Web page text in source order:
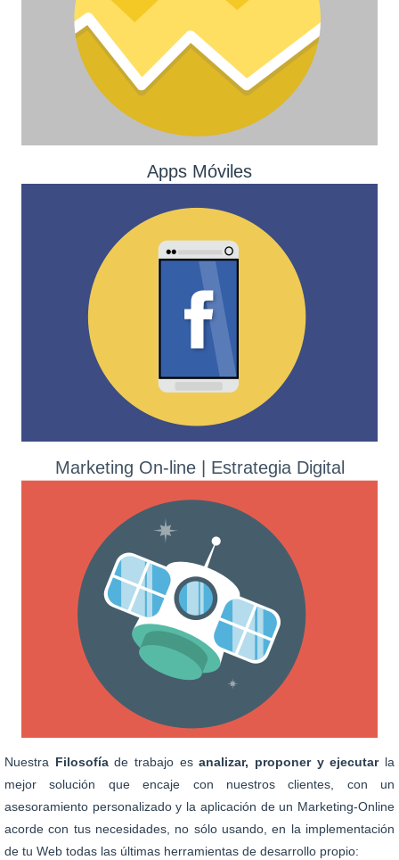
Apps Móviles
Marketing On-line | Estrategia Digital
Nuestra Filosofíade trabajo esanalizar, proponer y ejecutarla
mejor solución que encaje con nuestros clientes, con un
asesoramiento personalizado y la aplicación de un Marketing-Online
acorde con tus necesidades, no sólo usando, en la implementación
de tu Web todas las últimas herramientas de desarrollo propio: